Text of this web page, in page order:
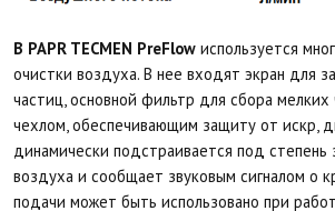
В PAPR TECMEN PreFlow используется
очистки воздуха. В нее входят экран для
частиц, основной фильтр для сбора
чехлом, обеспечивающим защиту от искр,
динамически подстраивается под степень
воздуха и сообщает звуковым сигналом о
подачи может быть использовано при